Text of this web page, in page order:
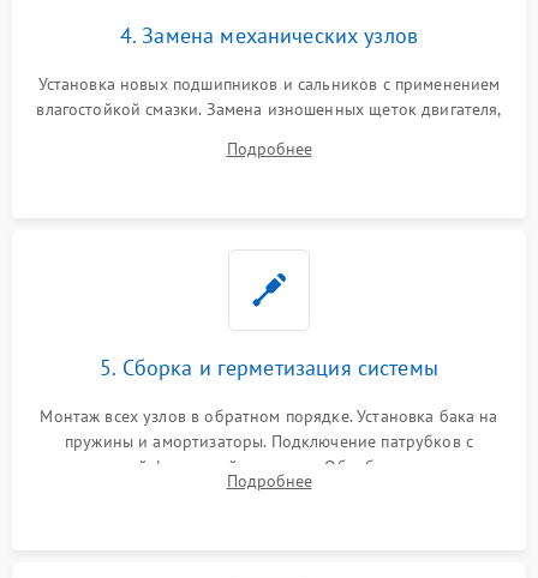
4. Замена механических узлов
Установка новых подшипников и сальников с применением
влагостойкой смазки. Замена изношенных щеток двигателя,
или поврежденной резиновой манжеты.
Подробнее
5. Сборка и герметизация системы
Монтаж всех узлов в обратном порядке. Установка бака на
пружины и амортизаторы. Подключение патрубков с
надежной фиксацией хомутами. Обработка стыков
герметиком для предотвращения возможных протечек воды.
Подробнее